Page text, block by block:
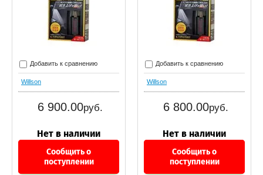
Добавить к сравнению
Willson
6 900.00руб.
Сообщить о
поступлении
Добавить к сравнению
Willson
6 800.00руб.
Сообщить о
поступлении